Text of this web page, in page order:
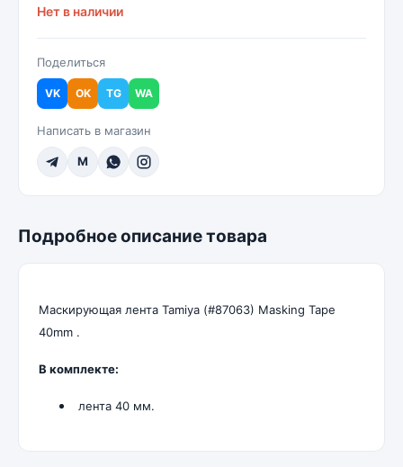
Нет в наличии
Поделиться
VK OK TG WA
Написать в магазин
M
Подробное описание товара
Маскирующая лента Tamiya (#87063) Masking Tape
40mm .
В комплекте:
лента 40 мм.